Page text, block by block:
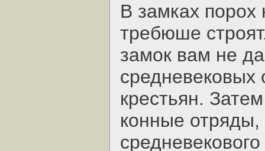
В замках
требюше
замок вам не
средневековых
крестьян.
конные